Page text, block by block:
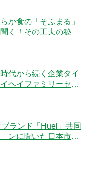
か食の「そふまる」
く！その工夫の秘密
代から続く企業タイ
ヘイファミリーセッ
ランド「Huel」共同
ンに聞いた日本市場